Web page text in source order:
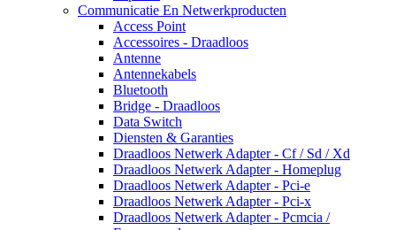
Communicatie En Netwerkproducten
Access Point
Accessoires - Draadloos
Antenne
Antennekabels
Bluetooth
Bridge - Draadloos
Data Switch
Diensten & Garanties
Draadloos Netwerk Adapter - Cf / Sd / Xd
Draadloos Netwerk Adapter - Homeplug
Draadloos Netwerk Adapter - Pci-e
Draadloos Netwerk Adapter - Pci-x
Draadloos Netwerk Adapter - Pcmcia /